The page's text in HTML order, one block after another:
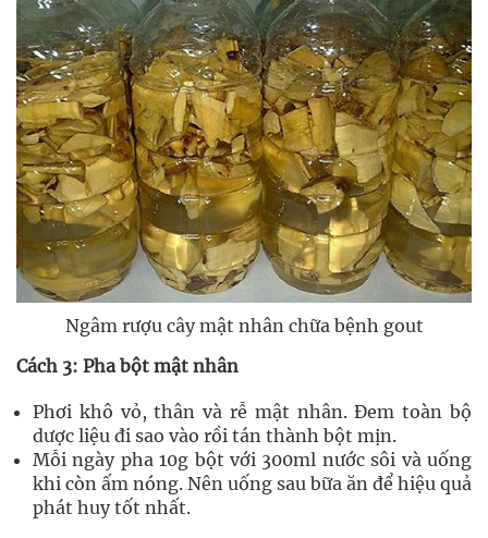
Ngâm rượu cây mật nhân chữa bệnh gout
Cách 3: Pha bột mật nhân
Phơi khô vỏ, thân và rễ mật nhân. Đem toàn bộ
dược liệu đi sao vào rồi tán thành bột mịn.
Mỗi ngày pha 10g bột với 300ml nước sôi và uống
khi còn ấm nóng. Nên uống sau bữa ăn để hiệu quả
phát huy tốt nhất.